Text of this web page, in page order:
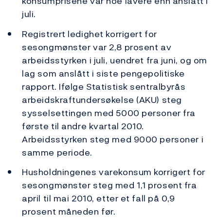
juli.
Registrert ledighet korrigert for
sesongmønster var 2,8 prosent av
arbeidsstyrken i juli, uendret fra juni, og om
lag som anslått i siste pengepolitiske
rapport. Ifølge Statistisk sentralbyrås
arbeidskraftundersøkelse (AKU) steg
sysselsettingen med 5000 personer fra
første til andre kvartal 2010.
Arbeidsstyrken steg med 9000 personer i
samme periode.
Husholdningenes varekonsum korrigert for
sesongmønster steg med 1,1 prosent fra
april til mai 2010, etter et fall på 0,9
prosent måneden før.